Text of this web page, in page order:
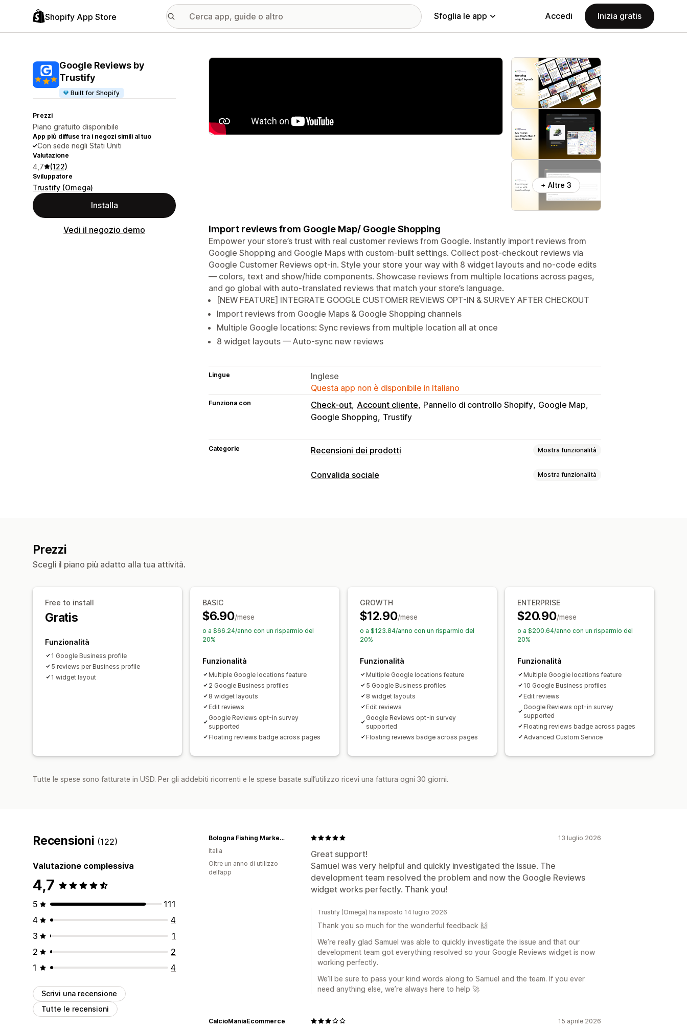
Shopify App Store Sfoglia le app Accedi Inizia gratis
Google Reviews by
Trustify
Built for Shopify
Prezzi
Piano gratuito disponibile
App più diffuse tra i negozi simili al tuo
Con sede negli Stati Uniti
Valutazione
4,7 (122)
Sviluppatore
Trustify (Omega)
Installa
Vedi il negozio demo
Galleria immagini in evidenza
+ Altre 3
Import reviews from Google Map/ Google Shopping
Empower your store’s trust with real customer reviews from Google. Instantly import reviews from
Google Shopping and Google Maps with custom-built settings. Collect post-checkout reviews via
Google Customer Reviews opt-in. Style your store your way with 8 widget layouts and no-code edits
— colors, text and show/hide components. Showcase reviews from multiple locations across pages,
and go global with auto-translated reviews that match your store’s language.
[NEW FEATURE] INTEGRATE GOOGLE CUSTOMER REVIEWS OPT-IN & SURVEY AFTER CHECKOUT
Import reviews from Google Maps & Google Shopping channels
Multiple Google locations: Sync reviews from multiple location all at once
8 widget layouts — Auto-sync new reviews
Lingue
Inglese
Questa app non è disponibile in Italiano
Funziona con Check-out Account cliente Pannello di controllo Shopify Google Map
Google Shopping Trustify
Categorie Recensioni dei prodotti Mostra funzionalità
Opzioni di visualizzazione
Convalida sociale Mostra funzionalità
Prezzi
Scegli il piano più adatto alla tua attività.
Free to install
Gratis
Funzionalità
1 Google Business profile
5 reviews per Business profile
1 widget layout
BASIC
$6.90/mese
o a $66.24/anno con un risparmio del
20%
Funzionalità
Multiple Google locations feature
2 Google Business profiles
8 widget layouts
Edit reviews
Google Reviews opt-in survey
supported
Floating reviews badge across pages
GROWTH
$12.90/mese
o a $123.84/anno con un risparmio del
20%
Funzionalità
Multiple Google locations feature
5 Google Business profiles
8 widget layouts
Edit reviews
Google Reviews opt-in survey
supported
Floating reviews badge across pages
ENTERPRISE
$20.90/mese
o a $200.64/anno con un risparmio del
20%
Funzionalità
Multiple Google locations feature
10 Google Business profiles
Edit reviews
Google Reviews opt-in survey
supported
Floating reviews badge across pages
Advanced Custom Service
Tutte le spese sono fatturate in USD. Per gli addebiti ricorrenti e le spese basate sull’utilizzo ricevi una fattura ogni 30 giorni.
Recensioni (122)
Valutazione complessiva
4,7
5
111
4
4
3
1
2
2
1
4
Scrivi una recensione
Tutte le recensioni
13 luglio 2026
Great support!
Samuel was very helpful and quickly investigated the issue. The
development team resolved the problem and now the Google Reviews
widget works perfectly. Thank you!
Bologna Fishing Market srl
Italia
Oltre un anno di utilizzo
dell’app
Trustify (Omega) ha risposto 14 luglio 2026
Thank you so much for the wonderful feedback 🙌
We’re really glad Samuel was able to quickly investigate the issue and that our
development team got everything resolved so your Google Reviews widget is now
working perfectly.
We’ll be sure to pass your kind words along to Samuel and the team. If you ever
need anything else, we’re always here to help 🚀
15 aprile 2026
CalcioManiaEcommerce